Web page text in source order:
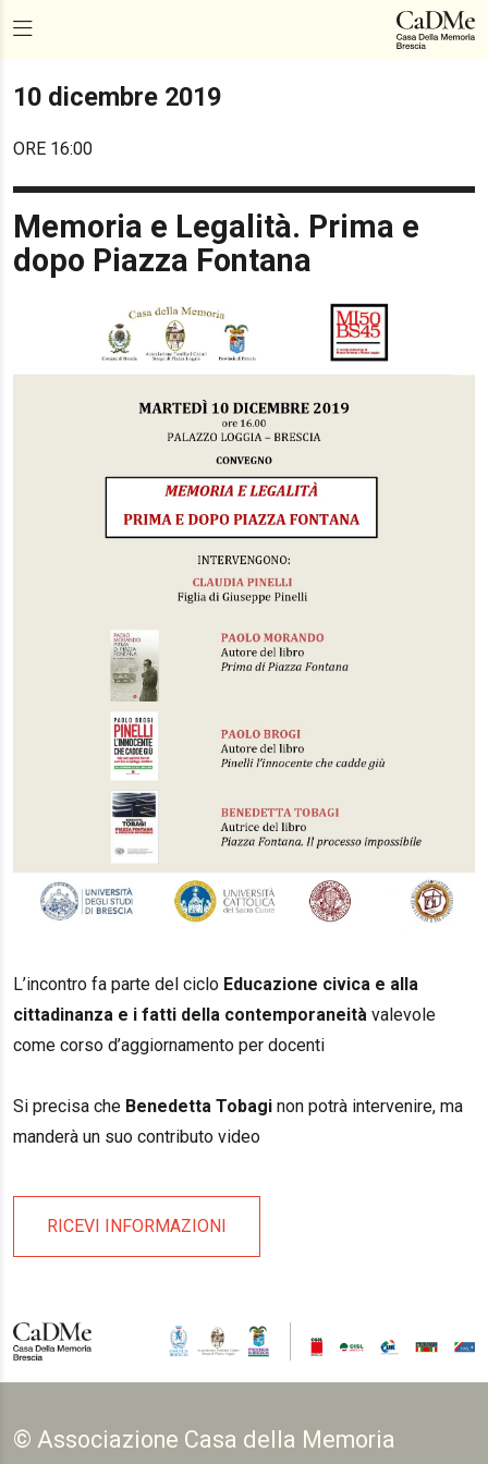
10 dicembre 2019
ORE 16:00
Memoria e Legalità. Prima e
dopo Piazza Fontana
L’incontro fa parte del ciclo Educazione civica e alla
cittadinanza e i fatti della contemporaneità valevole
come corso d’aggiornamento per docenti
Si precisa che Benedetta Tobagi non potrà intervenire, ma
manderà un suo contributo video
RICEVI INFORMAZIONI
© Associazione Casa della Memoria